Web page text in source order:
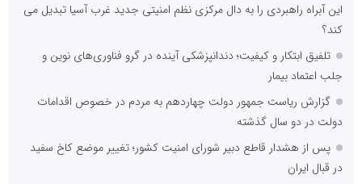
این آبراه راهبردی را به دال مرکزی نظم امنیتی جدید غرب آسیا تبدیل می
کند؟
تلفیق ابتکار و کیفیت؛ دندانپزشکی آینده در گرو فناوری‌های نوین و
جلب اعتماد بیمار
گزارش ریاست جمهور دولت چهاردهم به مردم در خصوص اقدامات
دولت در دو سال گذشته
پس از هشدار قاطع دبیر شورای امنیت کشور؛ تغییر موضع کاخ سفید
در قبال ایران